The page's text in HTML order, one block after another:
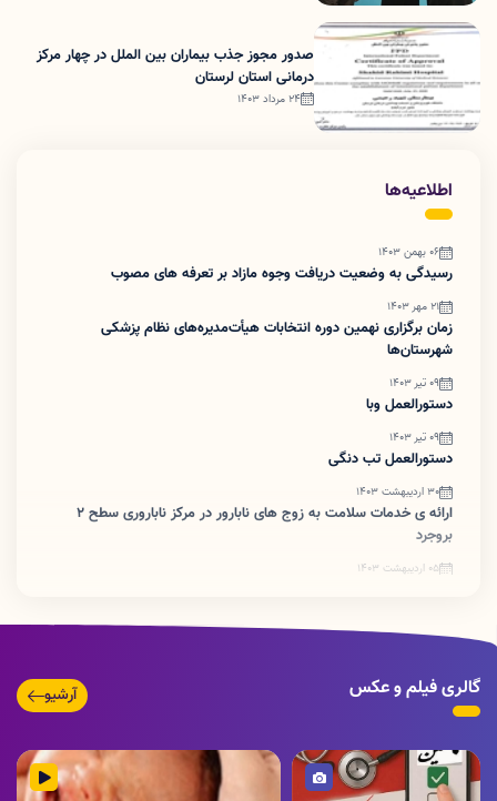
صدور مجوز جذب بیماران بین الملل در چهار مرکز
درمانی استان لرستان
24 مرداد 1403
اطلاعیه‌ها
06 بهمن 1403
رسیدگی به وضعیت دریافت وجوه مازاد بر تعرفه های مصوب
21 مهر 1403
زمان برگزاری نهمین دوره انتخابات هیأت‌مدیره‌های نظام پزشکی
شهرستان‌ها
09 تیر 1403
دستورالعمل وبا
09 تیر 1403
دستورالعمل تب دنگی
30 اردیبهشت 1403
ارائه ی خدمات سلامت به زوج های نابارور در مرکز ناباروری سطح ۲
بروجرد
05 اردیبهشت 1403
گالری فیلم و عکس آرشیو